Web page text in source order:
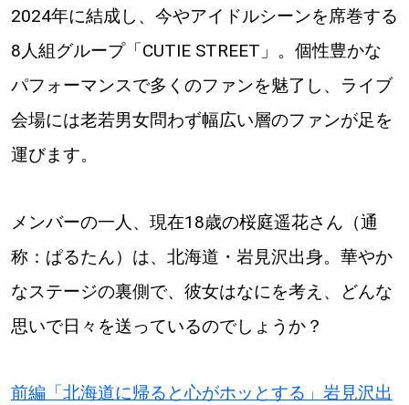
道南
道央
KEYWORD キーワード
Sitakke編集部あい
【いろんな価値観や生き方に触れたい】
【暮らしの知恵を身につけたい】
2024年に結成し、今やアイドルシーンを席巻する
8人組グループ「CUTIE STREET」。個性豊かな
パフォーマンスで多くのファンを魅了し、ライブ
会場には老若男女問わず幅広い層のファンが足を
運びます。
メンバーの一人、現在18歳の桜庭遥花さん（通
称：ぱるたん）は、北海道・岩見沢出身。華やか
なステージの裏側で、彼女はなにを考え、どんな
思いで日々を送っているのでしょうか？
前編「北海道に帰ると心がホッとする」岩見沢出